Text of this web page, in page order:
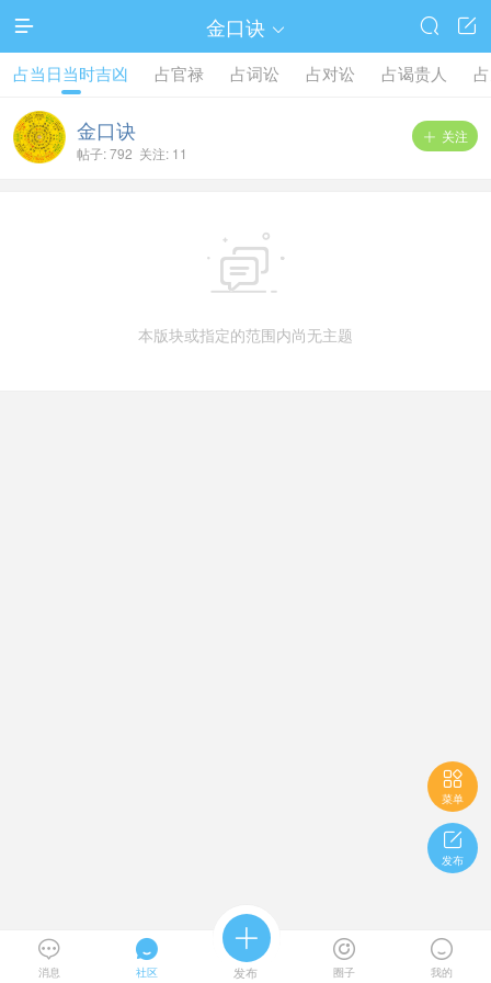
 金口诀  

占当日当时吉凶 占官禄 占词讼 占对讼 占谒贵人
 关注
金口诀
帖子: 792 关注: 11

本版块或指定的范围内尚无主题

菜单

发布

消息

社区

发布

圈子

我的